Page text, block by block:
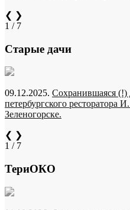
❮ ❯
1 / 7
Старые дачи
09.12.2025. Сохранившаяся (!)
петербургского ресторатора
Зеленогорске.
❮ ❯
1 / 7
ТериОКО